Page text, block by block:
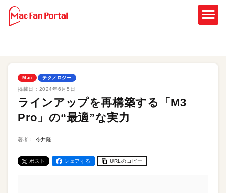
Mac テクノロジー
掲載日： 2024年6月5日
ラインアップを再構築する「M3
Pro」の“最適”な実力
著者： 今井隆
ポスト シェアする URLのコピー